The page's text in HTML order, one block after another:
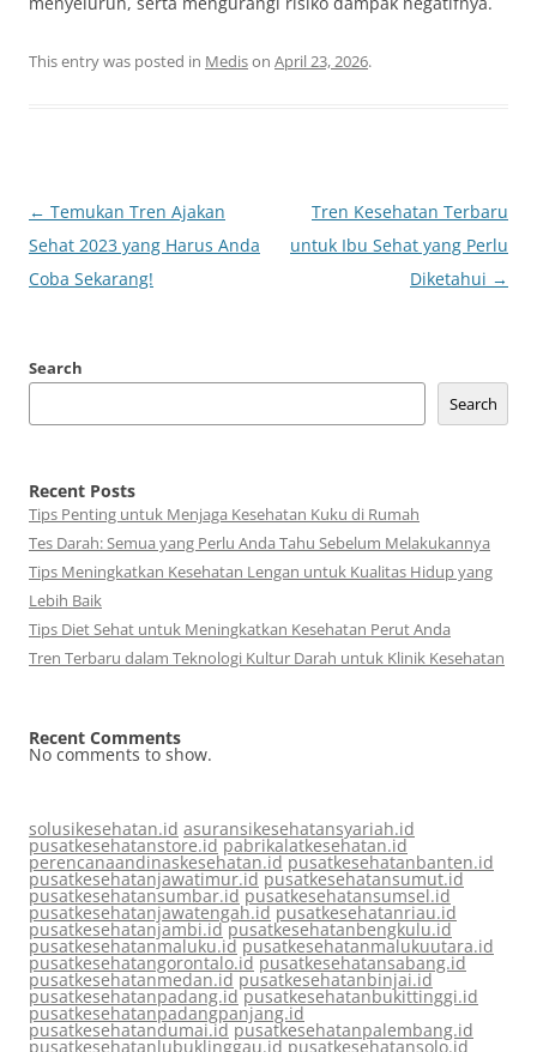
This entry was posted in Medison April 23, 2026.
Post
navigation
← Temukan Tren Ajakan
Sehat 2023 yang Harus Anda
Coba Sekarang!
Tren Kesehatan Terbaru
untuk Ibu Sehat yang Perlu
Diketahui →
Search
Search
Recent Posts
Tips Penting untuk Menjaga Kesehatan Kuku di Rumah
Tes Darah: Semua yang Perlu Anda Tahu Sebelum Melakukannya
Tips Meningkatkan Kesehatan Lengan untuk Kualitas Hidup yang
Lebih Baik
Tips Diet Sehat untuk Meningkatkan Kesehatan Perut Anda
Tren Terbaru dalam Teknologi Kultur Darah untuk Klinik Kesehatan
Recent Comments
No comments to show.
solusikesehatan.id asuransikesehatansyariah.id
pusatkesehatanstore.id pabrikalatkesehatan.id
perencanaandinaskesehatan.id pusatkesehatanbanten.id
pusatkesehatanjawatimur.id pusatkesehatansumut.id
pusatkesehatansumbar.id pusatkesehatansumsel.id
pusatkesehatanjawatengah.id pusatkesehatanriau.id
pusatkesehatanjambi.id pusatkesehatanbengkulu.id
pusatkesehatanmaluku.id pusatkesehatanmalukuutara.id
pusatkesehatangorontalo.id pusatkesehatansabang.id
pusatkesehatanmedan.id pusatkesehatanbinjai.id
pusatkesehatanpadang.id pusatkesehatanbukittinggi.id
pusatkesehatanpadangpanjang.id
pusatkesehatandumai.id pusatkesehatanpalembang.id
pusatkesehatanlubuklinggau.id pusatkesehatansolo.id